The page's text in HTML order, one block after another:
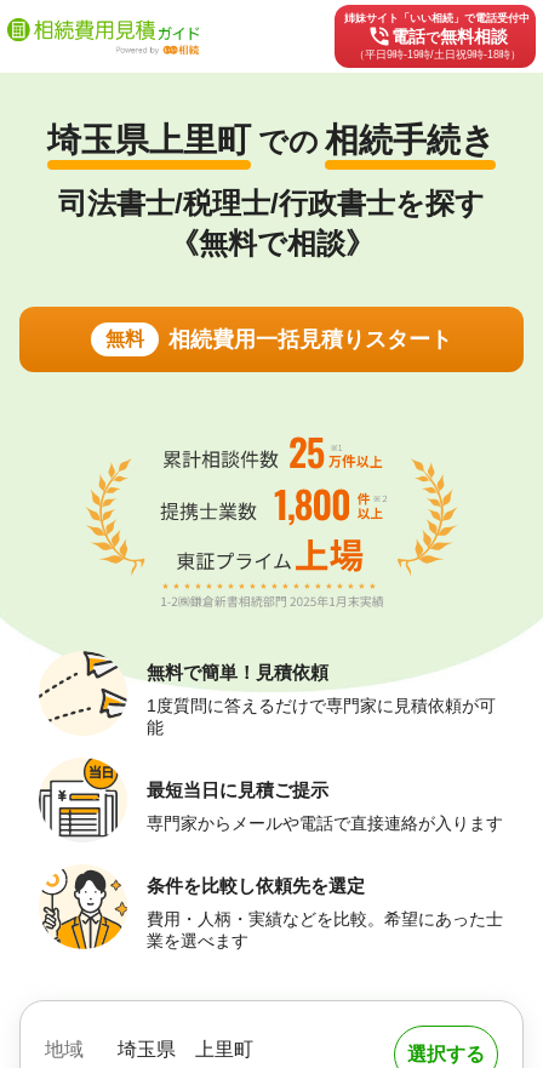
姉妹サイト「いい相続」で電話受付中
phone_in_talk電話で無料相談
（平日9時-19時/土日祝9時-18時）
埼玉県上里町 での 相続手続き
司法書士/税理士/行政書士を探す
《無料で相談》
無料 相続費用一括見積りスタート
無料で簡単！ 見積依頼
1度質問に答えるだけで専門家に見積依頼が可
能
最短当日に 見積ご提示
専門家からメールや電話で直接連絡が入ります
条件を比較し依頼先を選定
費用・人柄・実績などを比較。希望にあった士
業を選べます
地域 埼玉県 上里町 選択する